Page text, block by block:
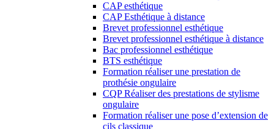
CAP esthétique
CAP Esthétique à distance
Brevet professionnel esthétique
Brevet professionnel esthétique à distance
Bac professionnel esthétique
BTS esthétique
Formation réaliser une prestation de
prothésie ongulaire
CQP Réaliser des prestations de stylisme
ongulaire
Formation réaliser une pose d’extension de
cils classique